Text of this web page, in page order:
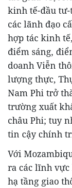
kinh tế-đầu tư-
các lãnh đạo
hợp tác kinh
điểm sáng,
doanh Viễn
lượng thực,
Nam Phi trở
trường xuất
châu Phi; tuy
tin cậy chính
Với
ra các lĩnh
hạ tầng giao